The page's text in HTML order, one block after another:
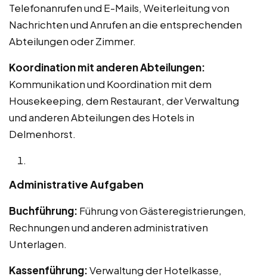
Telefonanrufen und E-Mails, Weiterleitung von
Nachrichten und Anrufen an die entsprechenden
Abteilungen oder Zimmer.
Koordination mit anderen Abteilungen:
Kommunikation und Koordination mit dem
Housekeeping, dem Restaurant, der Verwaltung
und anderen Abteilungen des Hotels in
Delmenhorst.
Administrative Aufgaben
Buchführung: Führung von Gästeregistrierungen,
Rechnungen und anderen administrativen
Unterlagen.
Kassenführung:Verwaltung der Hotelkasse,